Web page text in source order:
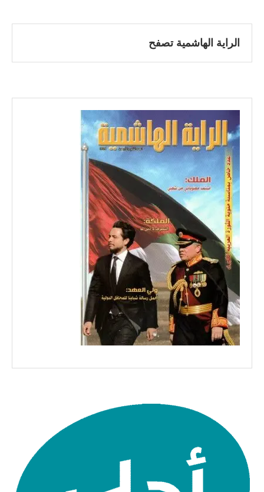
الراية الهاشمية تصفح